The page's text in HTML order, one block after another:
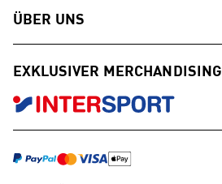
ÜBER UNS
EXKLUSIVER